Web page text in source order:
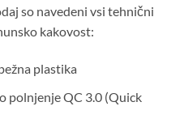
so navedeni vsi tehnični
kakovost:
plastika
polnjenje QC 3.0 (Quick